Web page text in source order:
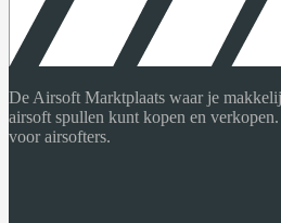
De Airsoft Marktplaats waar je
airsoft spullen kunt kopen en
voor airsofters.